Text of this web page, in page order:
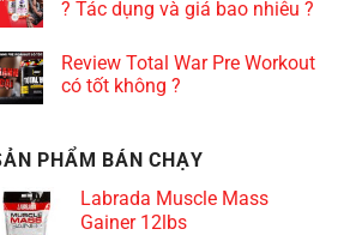
? Tác dụng và giá bao nhiêu ?
Review Total War Pre Workout
có tốt không ?
PHẨM BÁN CHẠY
Labrada Muscle Mass
Gainer 12lbs